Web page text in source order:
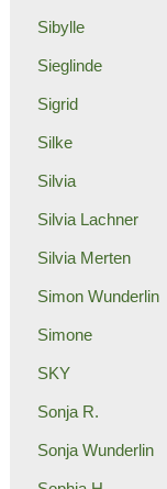
Sibylle
Sieglinde
Sigrid
Silke
Silvia
Silvia Lachner
Silvia Merten
Simon Wunderlin
Simone
SKY
Sonja R.
Sonja Wunderlin